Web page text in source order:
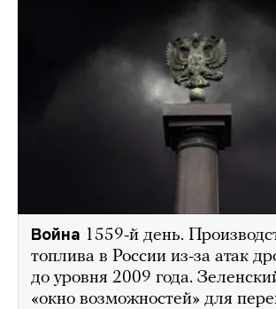
Война 1559-й день.
топлива в России из-за атак
до уровня 2009 года.
«окно возможностей» для